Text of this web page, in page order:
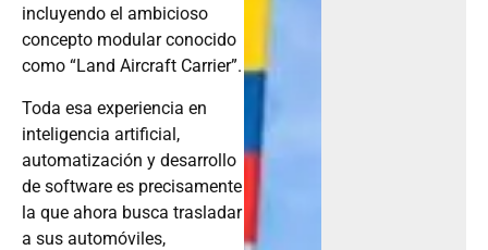
incluyendo el ambicioso
concepto modular conocido
como “Land Aircraft Carrier”.
Toda esa experiencia en
inteligencia artificial,
automatización y desarrollo
de software es precisamente
la que ahora busca trasladar
a sus automóviles,